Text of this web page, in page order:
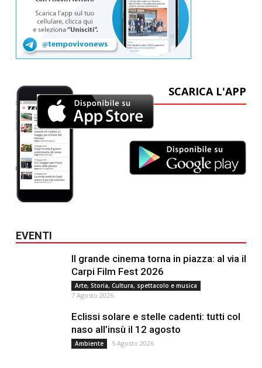
SCARICA L'APP
EVENTI
Il grande cinema torna in piazza: al via il
Carpi Film Fest 2026
Arte, Storia, Cultura, spettacolo e musica
7 Agosto 2026
Eclissi solare e stelle cadenti: tutti col
naso all’insù il 12 agosto
Ambiente 5 Agosto 2026